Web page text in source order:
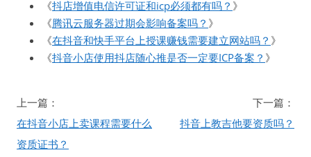
《抖店增值电信许可证和icp必须都有吗？ 》
《腾讯云服务器过期会影响备案吗？ 》
《在抖音和快手平台上授课赚钱需要建立网站吗？ 》
《抖音小店使用抖店随心推是否一定要ICP备案？ 》
文
章
导
上一篇：
在抖音小店上卖课程需要什么
资质证书？
下一篇：
抖音上教吉他要资质吗？